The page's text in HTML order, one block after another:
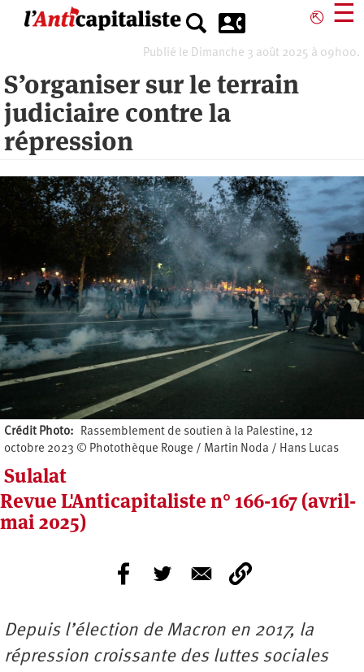
⎋ ☰
Publié le Dimanche 3 août 2025 à 09h00.
S’organiser sur le terrain
judiciaire contre la
répression
Crédit Photo
Rassemblement de soutien à la Palestine, 12
octobre 2023 © Photothèque Rouge / Martin Noda / Hans Lucas
Sulalat
Revue L'Anticapitaliste n° 166-167 (avril-
mai 2025)
Depuis l’élection de Macron en 2017, la
répression croissante des luttes sociales